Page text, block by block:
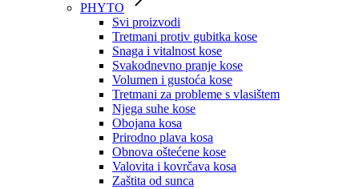
PHYTO
Svi proizvodi
Tretmani protiv gubitka kose
Snaga i vitalnost kose
Svakodnevno pranje kose
Volumen i gustoća kose
Tretmani za probleme s vlasištem
Njega suhe kose
Obojana kosa
Prirodno plava kosa
Obnova oštećene kose
Valovita i kovrčava kosa
Zaštita od sunca